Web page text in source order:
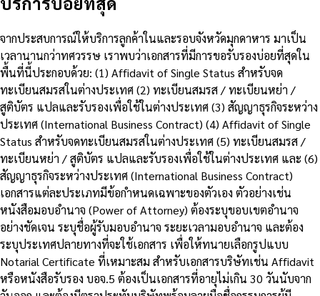
จากประสบการณ์ให้บริการลูกค้าในและรอบจังหวัดมุกดาหาร มาเป็น
เวลานานกว่าทศวรรษ เราพบว่าเอกสารที่มีการขอรับรองบ่อยที่สุดใน
พื้นที่นี้ประกอบด้วย: (1) Affidavit of Single Status สำหรับจด
ทะเบียนสมรสในต่างประเทศ (2) ทะเบียนสมรส / ทะเบียนหย่า /
สูติบัตร แปลและรับรองเพื่อใช้ในต่างประเทศ (3) สัญญาธุรกิจระหว่าง
ประเทศ (International Business Contract) (4) Affidavit of Single
Status สำหรับจดทะเบียนสมรสในต่างประเทศ (5) ทะเบียนสมรส /
ทะเบียนหย่า / สูติบัตร แปลและรับรองเพื่อใช้ในต่างประเทศ และ (6)
สัญญาธุรกิจระหว่างประเทศ (International Business Contract)
เอกสารแต่ละประเภทมีข้อกำหนดเฉพาะของตัวเอง ตัวอย่างเช่น
หนังสือมอบอำนาจ (Power of Attorney) ต้องระบุขอบเขตอำนาจ
อย่างชัดเจน ระบุชื่อผู้รับมอบอำนาจ ระยะเวลามอบอำนาจ และต้อง
ระบุประเทศปลายทางที่จะใช้เอกสาร เพื่อให้ทนายเลือกรูปแบบ
Notarial Certificate ที่เหมาะสม สำหรับเอกสารบริษัทเช่น Affidavit
หรือหนังสือรับรอง บอจ.5 ต้องเป็นเอกสารที่อายุไม่เกิน 30 วันนับจาก